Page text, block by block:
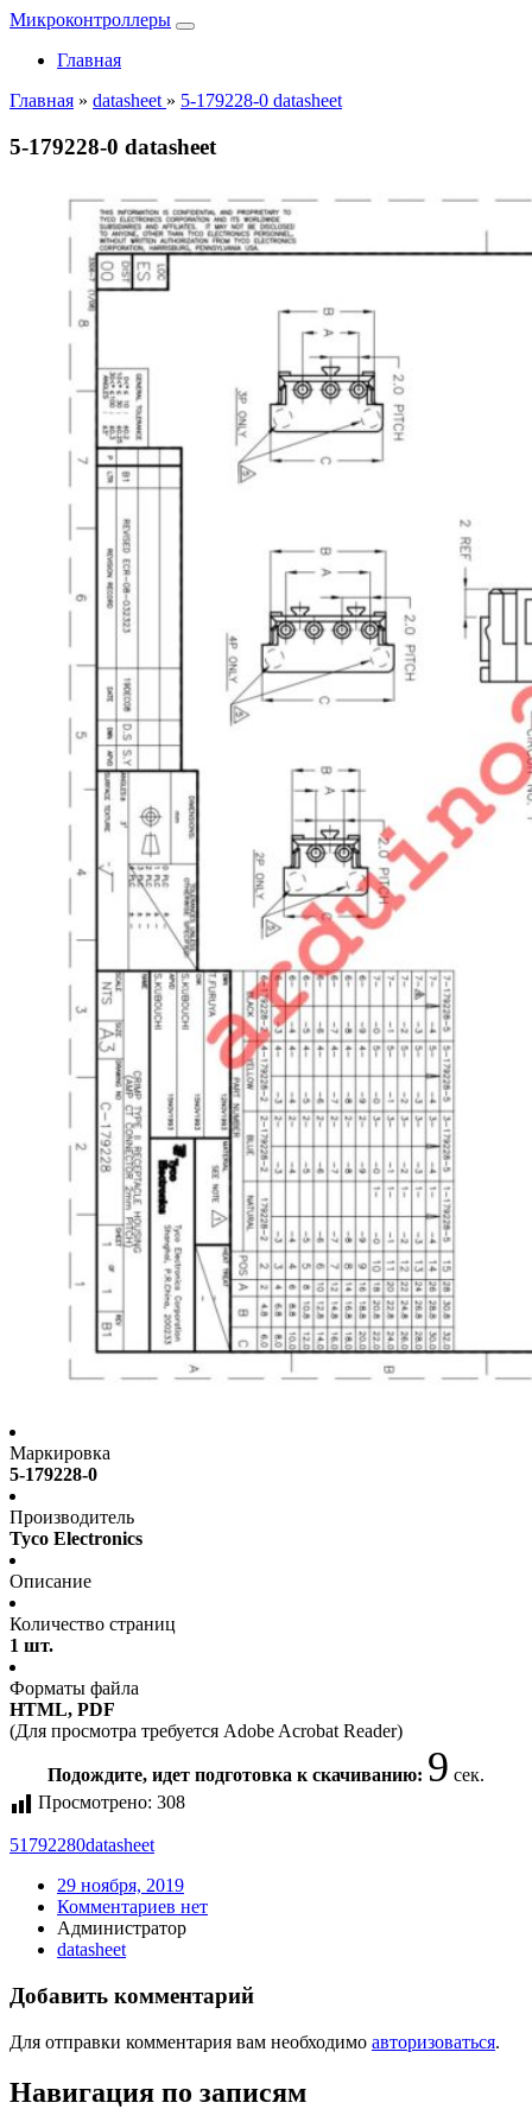
Микроконтроллеры
Главная
Главная » datasheet » 5-179228-0 datasheet
5-179228-0 datasheet
Маркировка
5-179228-0
Производитель
Tyco Electronics
Описание
Количество страниц
1 шт.
Форматы файла
HTML, PDF
(Для просмотра требуется Adobe Acrobat Reader)
Подождите, идет подготовка к скачиванию: 9 сек.
Просмотрено: 308
51792280datasheet
29 ноября, 2019
Комментариев нет
Администратор
datasheet
Добавить комментарий
Для отправки комментария вам необходимо авторизоваться.
Навигация по записям